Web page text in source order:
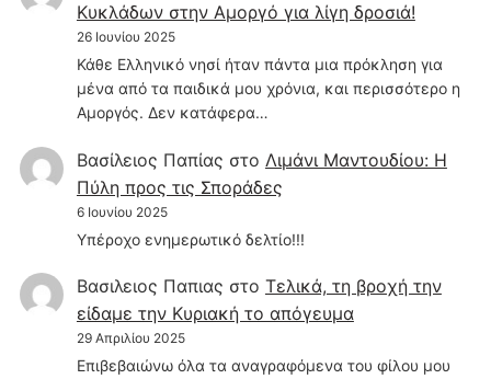
Κυκλάδων στην Αμοργό για λίγη δροσιά!
26 Ιουνίου 2025
Κάθε Ελληνικό νησί ήταν πάντα μια πρόκληση για
μένα από τα παιδικά μου χρόνια, και περισσότερο η
Αμοργός. Δεν κατάφερα…
Βασίλειος Παπίας στο Λιμάνι Μαντουδίου: Η
Πύλη προς τις Σποράδες
6 Ιουνίου 2025
Υπέροχο ενημερωτικό δελτίο!!!
Βασιλειος Παπιας στο Τελικά, τη βροχή την
είδαμε την Κυριακή το απόγευμα
29 Απριλίου 2025
Επιβεβαιώνω όλα τα αναγραφόμενα του φίλου μου